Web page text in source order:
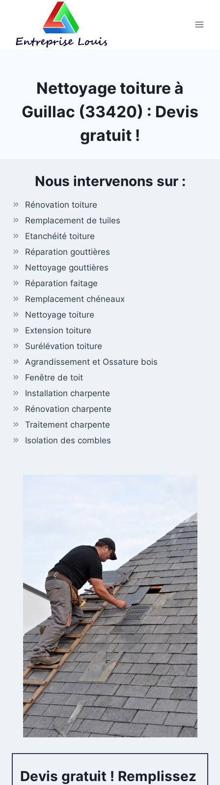
Nettoyage toiture à
Guillac (33420) : Devis
gratuit !
Nous intervenons sur :
Rénovation toiture
Remplacement de tuiles
Etanchéité toiture
Réparation gouttières
Nettoyage gouttières
Réparation faitage
Remplacement chéneaux
Nettoyage toiture
Extension toiture
Surélévation toiture
Agrandissement et Ossature bois
Fenêtre de toit
Installation charpente
Rénovation charpente
Traitement charpente
Isolation des combles
Devis gratuit ! Remplissez